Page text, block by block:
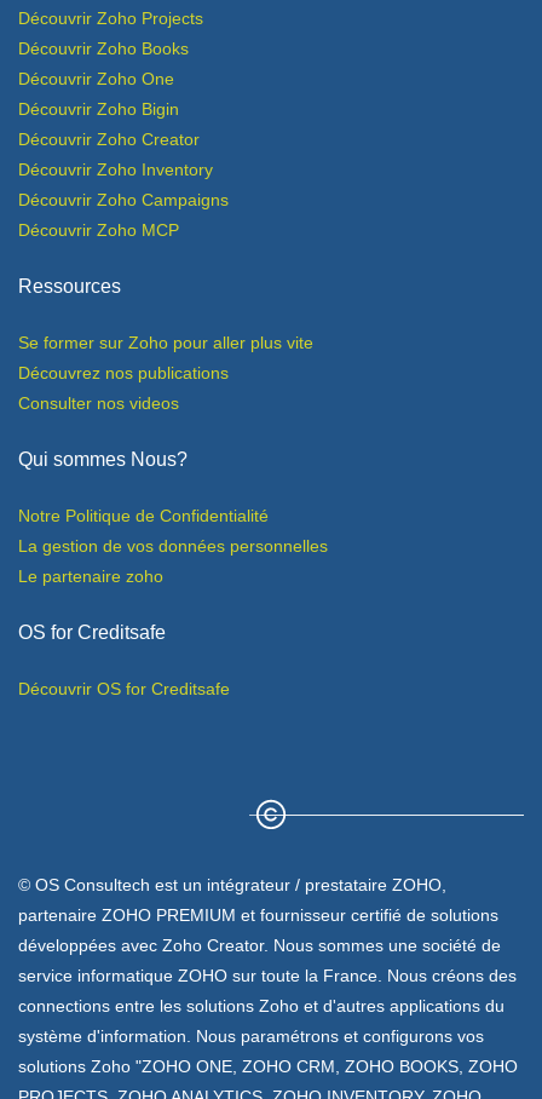
​Découvrir Zoho Projects
Découvrir Zoho Books
Découvrir Zoho One
Découvrir Zoho Bigin
Découvrir Zoho Creator
Découvrir Zoho Inventory
Découvrir Zoho Campaigns
Découvrir Zoho MCP
Ressources
Se former sur Zoho pour aller plus vite
Découvrez nos publications
Consulter nos videos
Qui sommes Nous?
Notre Politique de Confidentialité
​La gestion de vos données personnelles
Le partenaire zoho
OS for Creditsafe
Découvrir OS for Creditsafe
© OS Consultech est un intégrateur / prestataire ZOHO,
partenaire ZOHO PREMIUM et fournisseur certifié de solutions
développées avec Zoho Creator. Nous sommes une société de
service informatique ZOHO sur toute la France. Nous créons des
connections entre les solutions Zoho et d'autres applications du
système d'information. Nous paramétrons et configurons vos
solutions Zoho "ZOHO ONE, ZOHO CRM, ZOHO BOOKS, ZOHO